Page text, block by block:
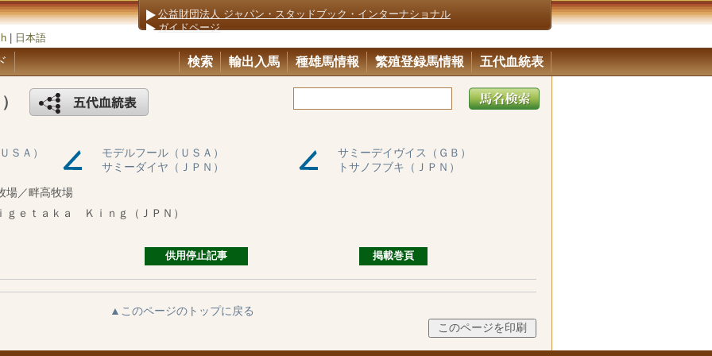
日本語
公益財団法人 ジャパン・スタッドブック・インターナショナル
ガイドページ
検索 輸出入馬 種雄馬情報 繁殖登録馬情報 五代血統表
ＳＡ） モデルフール（ＵＳＡ）
サミーデイヴイス（ＧＢ）
サミーダイヤ（ＪＰＮ）
トサノフブキ（ＪＰＮ）
場／畔高牧場
ｇｅｔａｋａ Ｋｉｎｇ（ＪＰＮ）
供用停止記事 掲載巻頁
▲このページのトップに戻る